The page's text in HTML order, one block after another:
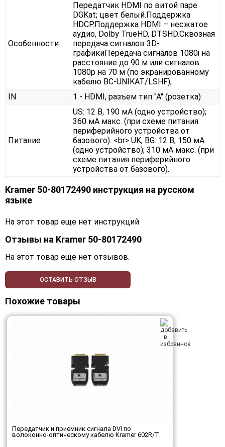
Особенности
Передатчик HDMI по витой паре
DGKat; цвет белый.Поддержка
HDCP.Поддержка HDMI – несжатое
аудио, Dolby TrueHD, DTSHD.Сквозная
передача сигналов 3D-
графикиПередача сигналов 1080i на
расстояние до 90 м или сигналов
1080р на 70 м (по экранированному
кабелю BC-UNIKAT/LSHF);
IN
1 - HDMI, разъем тип "А" (розетка)
Питание
US: 12 В, 190 мА (одно устройство);
360 мА макс. (при схеме питания
периферийного устройства от
базового). <br> UK, BG: 12 В, 150 мА
(одно устройство); 310 мА макс. (при
схеме питания периферийного
устройства от базового).
Kramer 50-80172490 инструкция на русском
языке
На этот товар еще нет инструкций
Отзывы на Kramer 50-80172490
На этот товар еще нет отзывов.
ОСТАВИТЬ ОТЗЫВ
Похожие товары
Передатчик и приемник сигнала DVI по
волоконно-оптическому кабелю Kramer 602R/T